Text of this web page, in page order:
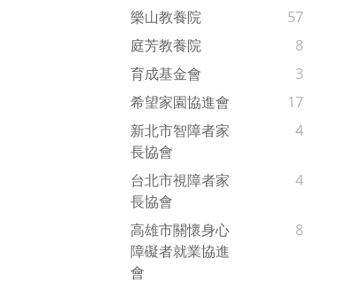
樂山教養院
57
庭芳教養院
8
育成基金會
3
希望家園協進會
17
新北市智障者家
長協會
4
台北市視障者家
長協會
4
高雄市關懷身心
障礙者就業協進
會
8